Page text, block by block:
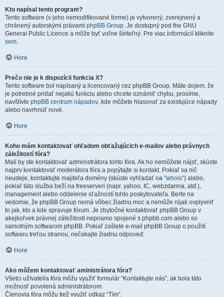
Kto napísal tento program?
Tento software (v jeho nemodifikované forme) je vytvorený, zverejnený a
chránený autorskými právami phpBB Group. Je dostupný pod the GNU
General Public Licence a môže byť voľne šíriteľný. Pre viac informácií kliknite
sem.
Hore
Prečo nie je k dispozícii funkcia X?
Tento software bol napísaný a licencovaný cez phpBB Group. Máte dojem, že
je potrebné pridať nejakú funkciu alebo chcete oznámiť chybu, prosíme,
navštívte phpBB centrum nápadov, kde môžete hlasovať za existujúce nápady
alebo navrhnúť nové.
Hore
Koho mám kontaktovať ohľadom obťažujúcich e-mailov alebo právnych
záležitostí fóra?
Mali by ste kontaktovať administrátora tohto fóra. Ak ho nemôžete nájsť, skúste
najprv kontaktovať moderátora fóra a popýtajte si kontakt. Pokiaľ sa nič
neudeje, kontaktujte majiteľa domény (skúste vyhľadať na "whois") alebo,
pokiaľ táto služba beží na freeserveri (napr. yahoo, IC, webzdarma, atď.),
management alebo oddelenie sťažností tohto poskytovateľa. Berte na
vedomie, že phpBB Group nemá vôbec žiadnu moc a nemôže nijak ovplyvniť
to jak, kto a kde spravuje fórum. Je zbytočné kontaktovať phpBB Group v
akejkoľvek právnej záležitosti nepriamo spojené s phpbb.com alebo so
samotným softwarom phpBB. Pokiaľ zašlete e-mail phpBB Group o použití
softwaru treťou stranou, nečakajte žiadnu odpoveď.
Hore
Ako môžem kontaktovať aministrátora fóra?
Všetci užívatelia fóra môžu využiť formulár “Kontaktujte nás”, ak bola táto
možnosť povolená administrátorom.
Členovia fóra môžu tiež využiť odkaz “Tím”.